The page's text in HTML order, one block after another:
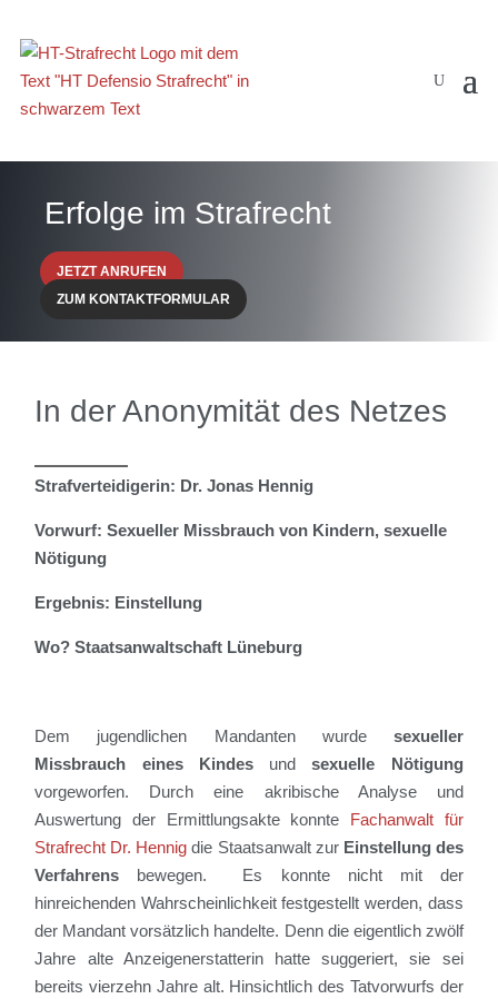
Erfolge im Strafrecht
JETZT ANRUFEN
ZUM KONTAKTFORMULAR
In der Anonymität des Netzes
Strafverteidigerin: Dr. Jonas Hennig
Vorwurf: Sexueller Missbrauch von Kindern, sexuelle
Nötigung
Ergebnis: Einstellung
Wo? Staatsanwaltschaft Lüneburg
Dem jugendlichen Mandantenwurde sexueller
Missbrauch eines Kindesundsexuelle Nötigung
vorgeworfen. Durch eine akribische Analyse und
Auswertung der Ermittlungsakte konnte Fachanwalt für
Strafrecht Dr. Hennigdie Staatsanwaltzur Einstellung des
Verfahrens bewegen. Es konnte nicht mit der
hinreichenden Wahrscheinlichkeit festgestellt werden, dass
der Mandant vorsätzlich handelte. Denn die eigentlich zwölf
Jahre alte Anzeigenerstatterin hatte suggeriert, sie sei
bereits vierzehn Jahre alt. Hinsichtlich des Tatvorwurfs der